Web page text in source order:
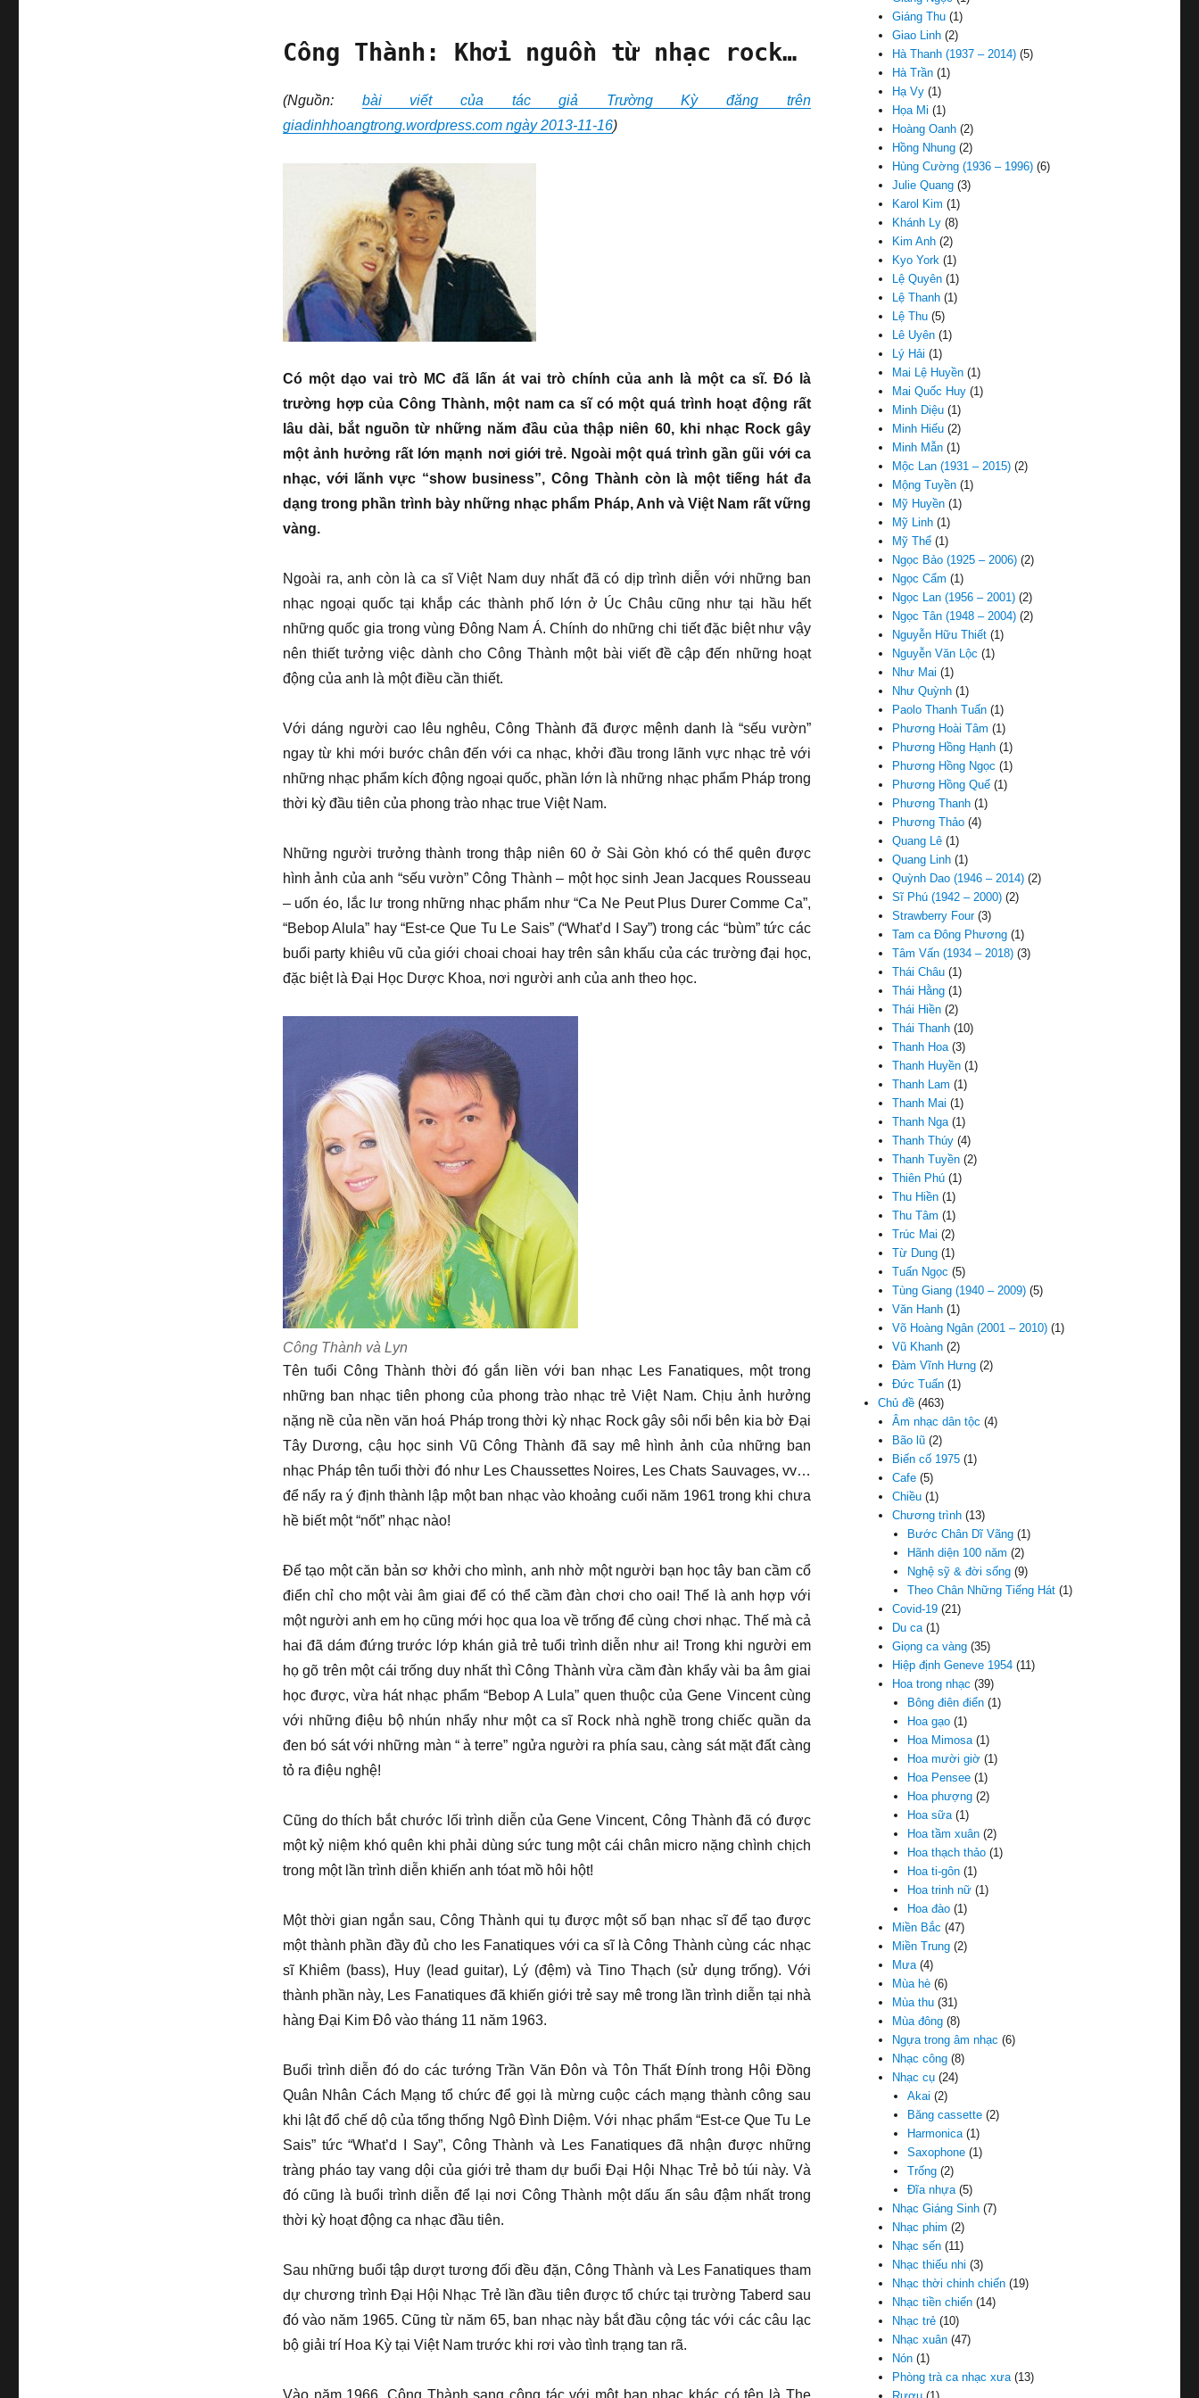
Công Thành: Khởi nguồn từ nhạc rock…
(Nguồn: bài viết của tác giả Trường Kỳ đăng trên
giadinhhoangtrong.wordpress.com ngày 2013-11-16)
Có một dạo vai trò MC đã lấn át vai trò chính của anh là một ca sĩ. Đó là
trường hợp của Công Thành, một nam ca sĩ có một quá trình hoạt động rất
lâu dài, bắt nguồn từ những năm đầu của thập niên 60, khi nhạc Rock gây
một ảnh hưởng rất lớn mạnh nơi giới trẻ. Ngoài một quá trình gần gũi với ca
nhạc, với lãnh vực “show business”, Công Thành còn là một tiếng hát đa
dạng trong phần trình bày những nhạc phẩm Pháp, Anh và Việt Nam rất vững
vàng.
Ngoài ra, anh còn là ca sĩ Việt Nam duy nhất đã có dịp trình diễn với những ban
nhạc ngoại quốc tại khắp các thành phố lớn ở Úc Châu cũng như tại hầu hết
những quốc gia trong vùng Đông Nam Á. Chính do những chi tiết đặc biệt như vậy
nên thiết tưởng việc dành cho Công Thành một bài viết đề cập đến những hoạt
động của anh là một điều cần thiết.
Với dáng người cao lêu nghêu, Công Thành đã được mệnh danh là “sếu vườn”
ngay từ khi mới bước chân đến với ca nhạc, khởi đầu trong lãnh vực nhạc trẻ với
những nhạc phẩm kích động ngoại quốc, phần lớn là những nhạc phẩm Pháp trong
thời kỳ đầu tiên của phong trào nhạc true Việt Nam.
Những người trưởng thành trong thập niên 60 ở Sài Gòn khó có thể quên được
hình ảnh của anh “sếu vườn” Công Thành – một học sinh Jean Jacques Rousseau
– uốn éo, lắc lư trong những nhạc phẩm như “Ca Ne Peut Plus Durer Comme Ca”,
“Bebop Alula” hay “Est-ce Que Tu Le Sais” (“What’d I Say”) trong các “bùm” tức các
buổi party khiêu vũ của giới choai choai hay trên sân khấu của các trường đại học,
đặc biệt là Đại Học Dược Khoa, nơi người anh của anh theo học.
Công Thành và Lyn
Tên tuổi Công Thành thời đó gắn liền với ban nhạc Les Fanatiques, một trong
những ban nhạc tiên phong của phong trào nhạc trẻ Việt Nam. Chịu ảnh hưởng
nặng nề của nền văn hoá Pháp trong thời kỳ nhạc Rock gây sôi nổi bên kia bờ Đại
Tây Dương, cậu học sinh Vũ Công Thành đã say mê hình ảnh của những ban
nhạc Pháp tên tuổi thời đó như Les Chaussettes Noires, Les Chats Sauvages, vv…
để nẩy ra ý định thành lập một ban nhạc vào khoảng cuối năm 1961 trong khi chưa
hề biết một “nốt” nhạc nào!
Để tạo một căn bản sơ khởi cho mình, anh nhờ một người bạn học tây ban cầm cổ
điển chỉ cho một vài âm giai để có thể cầm đàn chơi cho oai! Thế là anh hợp với
một người anh em họ cũng mới học qua loa về trống để cùng chơi nhạc. Thế mà cả
hai đã dám đứng trước lớp khán giả trẻ tuổi trình diễn như ai! Trong khi người em
họ gõ trên một cái trống duy nhất thì Công Thành vừa cầm đàn khẩy vài ba âm giai
học được, vừa hát nhạc phẩm “Bebop A Lula” quen thuộc của Gene Vincent cùng
với những điệu bộ nhún nhẩy như một ca sĩ Rock nhà nghề trong chiếc quần da
đen bó sát với những màn “ à terre” ngửa người ra phía sau, càng sát mặt đất càng
tỏ ra điệu nghệ!
Cũng do thích bắt chước lối trình diễn của Gene Vincent, Công Thành đã có được
một kỷ niệm khó quên khi phải dùng sức tung một cái chân micro nặng chình chịch
trong một lần trình diễn khiến anh tóat mồ hôi hột!
Một thời gian ngắn sau, Công Thành qui tụ được một số bạn nhạc sĩ để tạo được
một thành phần đầy đủ cho les Fanatiques với ca sĩ là Công Thành cùng các nhạc
sĩ Khiêm (bass), Huy (lead guitar), Lý (đệm) và Tino Thạch (sử dụng trống). Với
thành phần này, Les Fanatiques đã khiến giới trẻ say mê trong lần trình diễn tại nhà
hàng Đại Kim Đô vào tháng 11 năm 1963.
Buổi trình diễn đó do các tướng Trần Văn Đôn và Tôn Thất Đính trong Hội Đồng
Quân Nhân Cách Mạng tổ chức để gọi là mừng cuộc cách mạng thành công sau
khi lật đổ chế dộ của tổng thống Ngô Đình Diệm. Với nhạc phẩm “Est-ce Que Tu Le
Sais” tức “What’d I Say”, Công Thành và Les Fanatiques đã nhận được những
tràng pháo tay vang dội của giới trẻ tham dự buổi Đại Hội Nhạc Trẻ bỏ túi này. Và
đó cũng là buổi trình diễn để lại nơi Công Thành một dấu ấn sâu đậm nhất trong
thời kỳ hoạt động ca nhạc đầu tiên.
Sau những buổi tập dượt tương đối đều đặn, Công Thành và Les Fanatiques tham
dự chương trình Đại Hội Nhạc Trẻ lần đầu tiên được tổ chức tại trường Taberd sau
đó vào năm 1965. Cũng từ năm 65, ban nhạc này bắt đầu cộng tác với các câu lạc
bộ giải trí Hoa Kỳ tại Việt Nam trước khi rơi vào tình trạng tan rã.
Vào năm 1966, Công Thành sang cộng tác với một ban nhạc khác có tên là The
Giáng Thu (1)
Giao Linh (2)
Hà Thanh (1937 – 2014) (5)
Hà Trần (1)
Hạ Vy (1)
Họa Mi (1)
Hoàng Oanh (2)
Hồng Nhung (2)
Hùng Cường (1936 – 1996) (6)
Julie Quang (3)
Karol Kim (1)
Khánh Ly (8)
Kim Anh (2)
Kyo York (1)
Lệ Quyên (1)
Lệ Thanh (1)
Lệ Thu (5)
Lê Uyên (1)
Lý Hải (1)
Mai Lệ Huyền (1)
Mai Quốc Huy (1)
Minh Diệu (1)
Minh Hiếu (2)
Minh Mẫn (1)
Mộc Lan (1931 – 2015) (2)
Mộng Tuyền (1)
Mỹ Huyền (1)
Mỹ Linh (1)
Mỹ Thể (1)
Ngọc Bảo (1925 – 2006) (2)
Ngọc Cẩm (1)
Ngọc Lan (1956 – 2001) (2)
Ngọc Tân (1948 – 2004) (2)
Nguyễn Hữu Thiết (1)
Nguyễn Văn Lộc (1)
Như Mai (1)
Như Quỳnh (1)
Paolo Thanh Tuấn (1)
Phương Hoài Tâm (1)
Phương Hồng Hạnh (1)
Phương Hồng Ngọc (1)
Phương Hồng Quế (1)
Phương Thanh (1)
Phương Thảo (4)
Quang Lê (1)
Quang Linh (1)
Quỳnh Dao (1946 – 2014) (2)
Sĩ Phú (1942 – 2000) (2)
Strawberry Four(3)
Tam ca Đông Phương (1)
Tâm Vấn (1934 – 2018) (3)
Thái Châu (1)
Thái Hằng (1)
Thái Hiền (2)
Thái Thanh (10)
Thanh Hoa(3)
Thanh Huyền (1)
Thanh Lam (1)
Thanh Mai (1)
Thanh Nga(1)
Thanh Thúy (4)
Thanh Tuyền (2)
Thiên Phú (1)
Thu Hiền (1)
Thu Tâm (1)
Trúc Mai (2)
Từ Dung (1)
Tuấn Ngọc (5)
Tùng Giang (1940 – 2009) (5)
Văn Hanh (1)
Võ Hoàng Ngân (2001 – 2010) (1)
Vũ Khanh (2)
Đàm Vĩnh Hưng (2)
Đức Tuấn (1)
Chủ đề (463)
Âm nhạc dân tộc (4)
Bão lũ (2)
Biến cố 1975 (1)
Cafe (5)
Chiều (1)
Chương trình (13)
Bước Chân Dĩ Vãng(1)
Hãnh diện 100 năm (2)
Nghệ sỹ & đời sống(9)
Theo Chân Những Tiếng Hát(1)
Covid-19 (21)
Du ca(1)
Giọng ca vàng (35)
Hiệp định Geneve 1954 (11)
Hoa trong nhạc (39)
Bông điên điển(1)
Hoa gạo(1)
Hoa Mimosa(1)
Hoa mười giờ(1)
Hoa Pensee(1)
Hoa phượng(2)
Hoa sữa(1)
Hoa tầm xuân(2)
Hoa thạch thảo(1)
Hoa ti-gôn(1)
Hoa trinh nữ(1)
Hoa đào(1)
Miền Bắc (47)
Miền Trung (2)
Mưa(4)
Mùa hè (6)
Mùa thu (31)
Mùa đông (8)
Ngựa trong âm nhạc (6)
Nhạc công (8)
Nhạc cụ (24)
Akai (2)
Băng cassette(2)
Harmonica(1)
Saxophone(1)
Trống(2)
Đĩa nhựa(5)
Nhạc Giáng Sinh (7)
Nhạc phim (2)
Nhạc sến (11)
Nhạc thiếu nhi (3)
Nhạc thời chinh chiến (19)
Nhạc tiền chiến (14)
Nhạc trẻ (10)
Nhạc xuân (47)
Nón (1)
Phòng trà ca nhạc xưa(13)